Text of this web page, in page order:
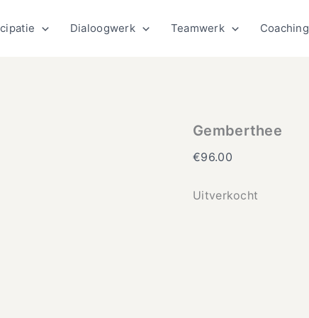
Dialoogwerk Teamwerk Coaching
Gemberthee
€96.00
Uitverkocht